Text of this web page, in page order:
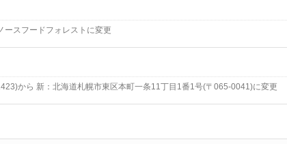
ースフードフォレストに変更
から 新：北海道札幌市東区本町一条11丁目1番1号(〒065-0041)に変更